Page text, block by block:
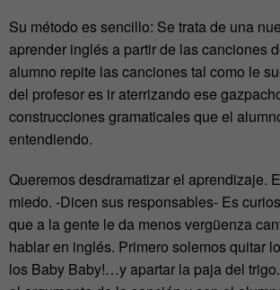
Su método es sencillo: Se trata de una
aprender inglés a partir de las canciones
alumno repite las canciones tal como le
del profesor es ir aterrizando ese
construcciones gramaticales que el
entendiendo.
Queremos desdramatizar el aprendizaje.
miedo. -Dicen sus responsables- Es
que a la gente le da menos vergüenza
hablar en inglés. Primero solemos quitar
los Baby Baby!…y apartar la paja del